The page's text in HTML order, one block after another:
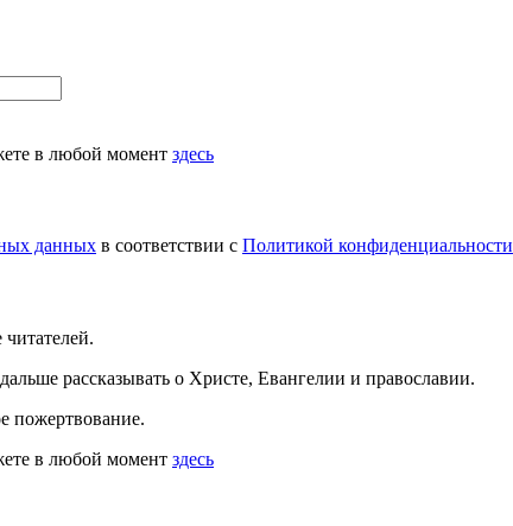
в любой момент здесь
данных в соответствии с Политикой конфиденциальности
рассказывать о Христе, Евангелии и православии.
пожертвование.
в любой момент здесь